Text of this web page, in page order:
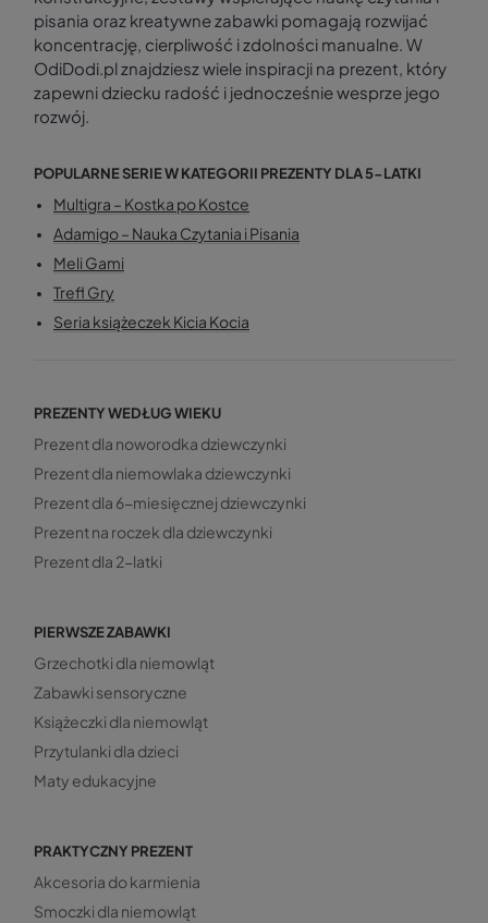
pisania oraz kreatywne zabawki pomagają rozwijać
koncentrację, cierpliwość i zdolności manualne. W
OdiDodi.pl znajdziesz wiele inspiracji na prezent, który
zapewni dziecku radość i jednocześnie wesprze jego
rozwój.
POPULARNE SERIE W KATEGORII PREZENTY DLA 5-LATKI
Multigra – Kostka po Kostce
Adamigo – Nauka Czytania i Pisania
Meli Gami
Trefl Gry
Seria książeczek Kicia Kocia
PREZENTY WEDŁUG WIEKU
Prezent dla noworodka dziewczynki
Prezent dla niemowlaka dziewczynki
Prezent dla 6-miesięcznej dziewczynki
Prezent na roczek dla dziewczynki
Prezent dla 2-latki
PIERWSZE ZABAWKI
Grzechotki dla niemowląt
Zabawki sensoryczne
Książeczki dla niemowląt
Przytulanki dla dzieci
Maty edukacyjne
PRAKTYCZNY PREZENT
Akcesoria do karmienia
Smoczki dla niemowląt